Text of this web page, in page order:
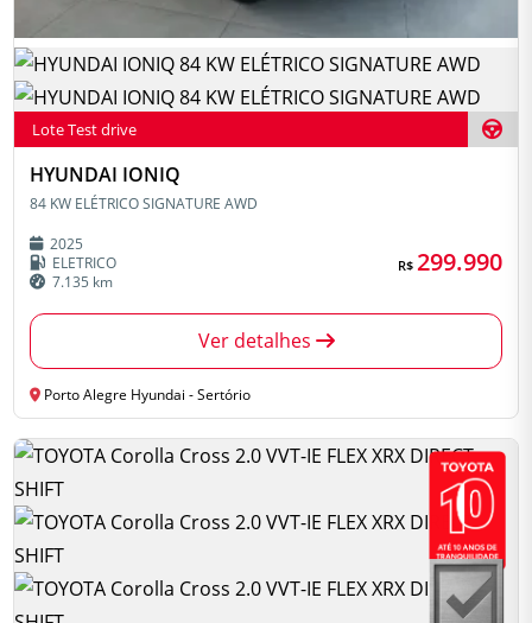
Lote Test drive
HYUNDAI IONIQ
84 KW ELÉTRICO SIGNATURE AWD
2025
ELETRICO
7.135 km
R$ 299.990
Ver detalhes
Porto Alegre Hyundai - Sertório